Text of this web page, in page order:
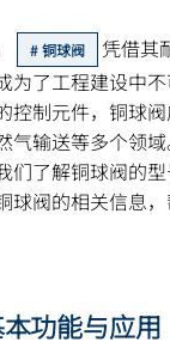
铜球阀
凭借其
为了工程建设中
控制元件，铜球
气输送等多个领
了解铜球阀的型
球阀的相关信息
功能与应用